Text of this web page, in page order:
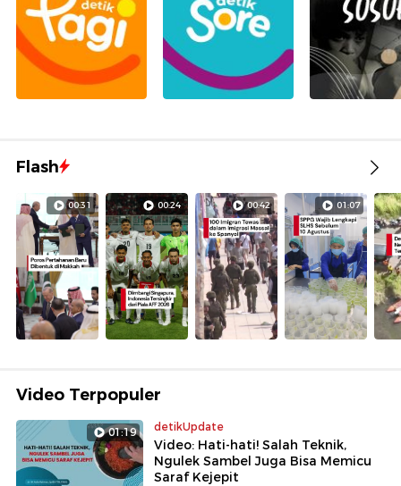
Flash
00:31 00:24 00:42 01:07
Video Terpopuler
01:19 detikUpdate
Video: Hati-hati! Salah Teknik,
Ngulek Sambel Juga Bisa Memicu
Saraf Kejepit